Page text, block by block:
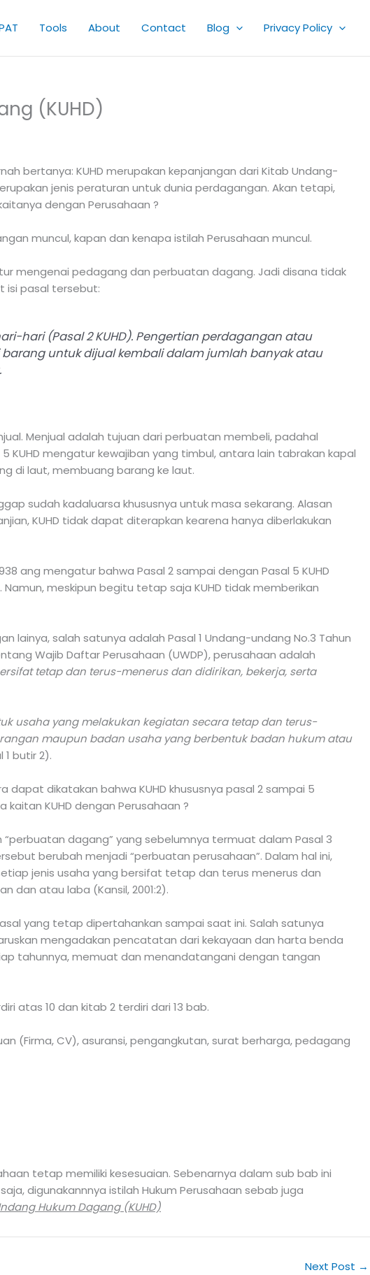
Tools About Contact Blog Privacy Policy
(KUHD)
bertanya: KUHD merupakan kepanjangan dari Kitab Undang-
jenis peraturan untuk dunia perdagangan. Akan tetapi,
dengan Perusahaan ?
muncul, kapan dan kenapa istilah Perusahaan muncul.
mengenai pedagang dan perbuatan dagang. Jadi disana tidak
isi pasal tersebut:
hari (Pasal 2 KUHD). Pengertian perdagangan atau
untuk dijual kembali dalam jumlah banyak atau
Menjual adalah tujuan dari perbuatan membeli, padahal
mengatur kewajiban yang timbul, antara lain tabrakan kapal
di laut, membuang barang ke laut.
sudah kadaluarsa khususnya untuk masa sekarang. Alasan
KUHD tidak dapat diterapkan kearena hanya diberlakukan
ang mengatur bahwa Pasal 2 sampai dengan Pasal 5 KUHD
. Namun, meskipun begitu tetap saja KUHD tidak memberikan
salah satunya adalah Pasal 1 Undang-undang No.3 Tahun
Wajib Daftar Perusahaan (UWDP), perusahaan adalah
tetap dan terus-menerus dan didirikan, bekerja, serta
usaha yang melakukan kegiatan secara tetap dan terus-
maupun badan usaha yang berbentuk badan hukum atau
butir 2).
dapat dikatakan bahwa KUHD khususnya pasal 2 sampai 5
kaitan KUHD dengan Perusahaan ?
dagang” yang sebelumnya termuat dalam Pasal 3
berubah menjadi “perbuatan perusahaan”. Dalam hal ini,
jenis usaha yang bersifat tetap dan terus menerus dan
dan atau laba (Kansil, 2001:2).
yang tetap dipertahankan sampai saat ini. Salah satunya
mengadakan pencatatan dari kekayaan dan harta benda
tahunnya, memuat dan menandatangani dengan tangan
atas 10 dan kitab 2 terdiri dari 13 bab.
(Firma, CV), asuransi, pengangkutan, surat berharga, pedagang
tetap memiliki kesesuaian. Sebenarnya dalam sub bab ini
digunakannnya istilah Hukum Perusahaan sebab juga
Hukum Dagang (KUHD)
Next Post →